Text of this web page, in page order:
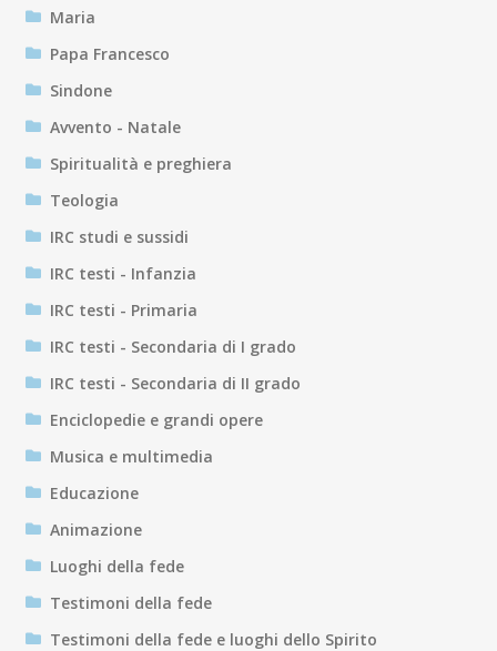
Maria
Papa Francesco
Sindone
Avvento - Natale
Spiritualità e preghiera
Teologia
IRC studi e sussidi
IRC testi - Infanzia
IRC testi - Primaria
IRC testi - Secondaria di I grado
IRC testi - Secondaria di II grado
Enciclopedie e grandi opere
Musica e multimedia
Educazione
Animazione
Luoghi della fede
Testimoni della fede
Testimoni della fede e luoghi dello Spirito